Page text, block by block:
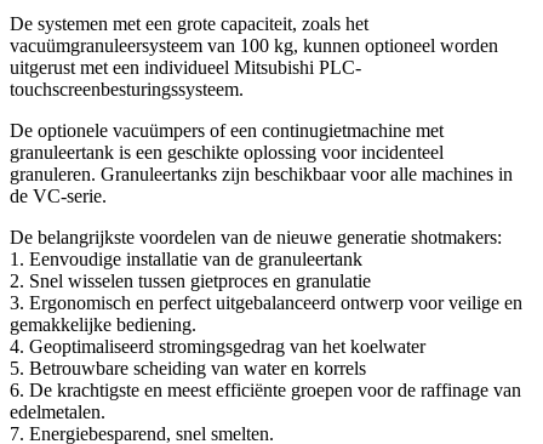
De systemen met een grote capaciteit, zoals het
vacuümgranuleersysteem van 100 kg, kunnen optioneel worden
uitgerust met een individueel Mitsubishi PLC-
touchscreenbesturingssysteem.
De optionele vacuümpers of een continugietmachine met
granuleertank is een geschikte oplossing voor incidenteel
granuleren. Granuleertanks zijn beschikbaar voor alle machines in
de VC-serie.
De belangrijkste voordelen van de nieuwe generatie shotmakers:
1. Eenvoudige installatie van de granuleertank
2. Snel wisselen tussen gietproces en granulatie
3. Ergonomisch en perfect uitgebalanceerd ontwerp voor veilige en
gemakkelijke bediening.
4. Geoptimaliseerd stromingsgedrag van het koelwater
5. Betrouwbare scheiding van water en korrels
6. De krachtigste en meest efficiënte groepen voor de raffinage van
edelmetalen.
7. Energiebesparend, snel smelten.